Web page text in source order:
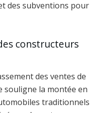
des subventions pour
constructeurs
des ventes de
souligne la montée en
traditionnels